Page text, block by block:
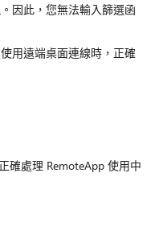
因此，您無法輸入篩選函
用遠端桌面連線時，正確
確處理 RemoteApp 使用中